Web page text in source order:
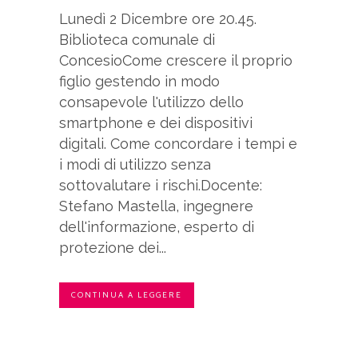
Lunedì 2 Dicembre ore 20.45.
Biblioteca comunale di
ConcesioCome crescere il proprio
figlio gestendo in modo
consapevole l'utilizzo dello
smartphone e dei dispositivi
digitali. Come concordare i tempi e
i modi di utilizzo senza
sottovalutare i rischi.Docente:
Stefano Mastella, ingegnere
dell'informazione, esperto di
protezione dei...
CONTINUA A LEGGERE